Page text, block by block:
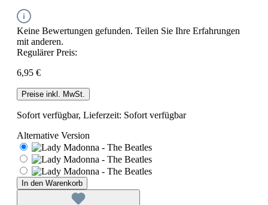
Keine Bewertungen gefunden. Teilen Sie Ihre Erfahrungen
mit anderen.
Regulärer Preis:
6,95 €
Preise inkl. MwSt.
Sofort verfügbar, Lieferzeit: Sofort verfügbar
Alternative Version
In den Warenkorb